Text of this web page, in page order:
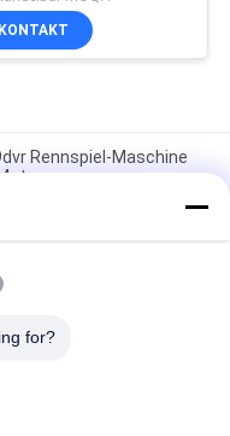
KONTAKT
Rennspiel-Maschine
der virtuellen
Simulator-F1
der Sitz6dof
for?